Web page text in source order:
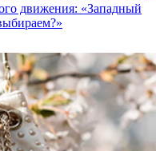
движения: «Западный